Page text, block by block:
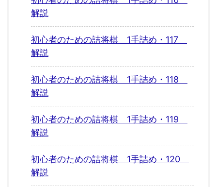
解説
初心者のための詰将棋 1手詰め・117
解説
初心者のための詰将棋 1手詰め・118
解説
初心者のための詰将棋 1手詰め・119
解説
初心者のための詰将棋 1手詰め・120
解説